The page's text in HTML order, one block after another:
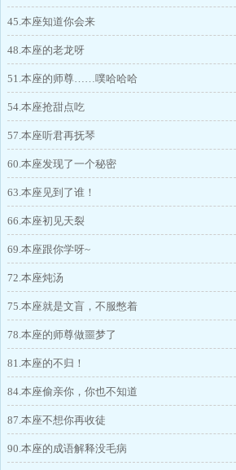
45.本座知道你会来
48.本座的老龙呀
51.本座的师尊……噗哈哈哈
54.本座抢甜点吃
57.本座听君再抚琴
60.本座发现了一个秘密
63.本座见到了谁！
66.本座初见天裂
69.本座跟你学呀~
72.本座炖汤
75.本座就是文盲，不服憋着
78.本座的师尊做噩梦了
81.本座的不归！
84.本座偷亲你，你也不知道
87.本座不想你再收徒
90.本座的成语解释没毛病